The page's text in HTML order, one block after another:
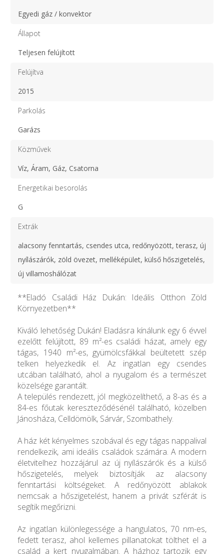
Egyedi gáz / konvektor
Állapot
Teljesen felújított
Felújítva
2015
Parkolás
Garázs
Közművek
Víz, Áram, Gáz, Csatorna
Energetikai besorolás
G
Extrák
alacsony fenntartás, csendes utca, redőnyözött, terasz, új
nyílászárók, zöld övezet, melléképület, külső hőszigetelés,
új villamoshálózat
**Eladó Családi Ház Dukán: Ideális Otthon Zöld
Környezetben**
Kiváló lehetőség Dukán! Eladásra kínálunk egy 6 évvel
ezelőtt felújított, 89 m²-es családi házat, amely egy
tágas, 1940 m²-es, gyümölcsfákkal beültetett szép
telken helyezkedik el. Az ingatlan egy csendes
utcában található, ahol a nyugalom és a természet
közelsége garantált.
A település rendezett, jól megközelíthető, a 8-as és a
84-es főutak kereszteződésénél található, közelben
Jánosháza, Celldömölk, Sárvár, Szombathely.
A ház két kényelmes szobával és egy tágas nappalival
rendelkezik, ami ideális családok számára. A modern
életvitelhez hozzájárul az új nyílászárók és a külső
hőszigetelés, melyek biztosítják az alacsony
fenntartási költségeket. A redőnyözött ablakok
nemcsak a hőszigetelést, hanem a privát szférát is
segítik megőrizni.
Az ingatlan különlegessége a hangulatos, 70 nm-es,
fedett terasz, ahol kellemes pillanatokat tölthet el a
család a kert nyugalmában. A házhoz tartozik egy